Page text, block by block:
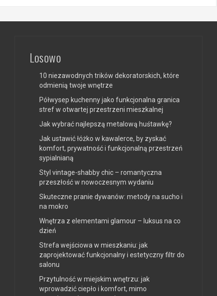
Losowo
10 niezawodnych trików dekoratorskich, które
odmienią twoje wnętrze
Półwysep kuchenny jako funkcjonalna granica
stref w otwartej przestrzeni mieszkalnej
Jak wybrać najlepszą metalową huśtawkę?
Jak ustawić łóżko w kawalerce, by zyskać
komfort, prywatność i funkcjonalną przestrzeń
sypialnianą
Styl vintage-shabby chic – romantyczna
przeszłość w nowoczesnym wydaniu
Skuteczne pranie dywanów: metody na sucho i
na mokro
Wnętrza z elementami glamour – luksus na co
dzień
Strefa wejściowa w mieszkaniu: jak
zaprojektować funkcjonalny i estetyczny filtr do
salonu
Przytulność w miejskim wnętrzu: jak
wprowadzić ciepło i komfort, mimo